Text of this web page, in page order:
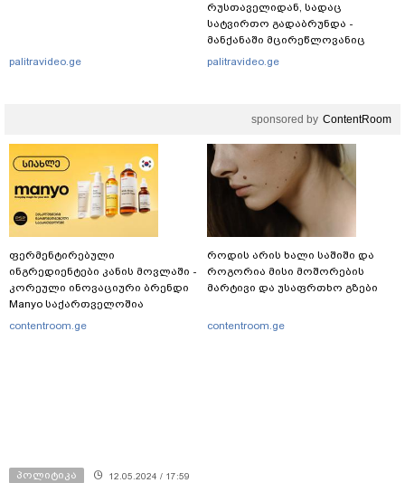
palitravideo.ge
რუსთაველიდან, სადაც
სატვირთო გადაბრუნდა -
მანქანაში მცირეწლოვანიც
იმყოფებოდა
palitravideo.ge
sponsored by ContentRoom
ფერმენტირებული
ინგრედიენტები კანის მოვლაში -
კორეული ინოვაციური ბრენდი
Manyo საქართველოშია
contentroom.ge
როდის არის ხალი საშიში და
როგორია მისი მოშორების
მარტივი და უსაფრთხო გზები
contentroom.ge
პოლიტიკა 12.05.2024 / 17:59